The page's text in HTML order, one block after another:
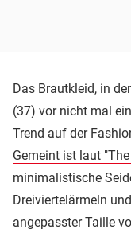
Das Brautkleid, in
(37) vor nicht mal
Trend auf der
Gemeint ist laut
minimalistische
Dreiviertelärmeln
angepasster Taille